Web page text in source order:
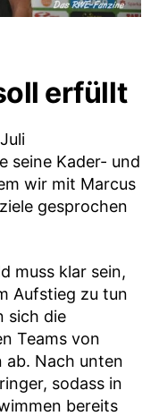
erfüllt
seine Kader- und
wir mit Marcus
gesprochen
muss klar sein,
Aufstieg zu tun
sich die
Teams von
ab. Nach unten
sodass in
bereits